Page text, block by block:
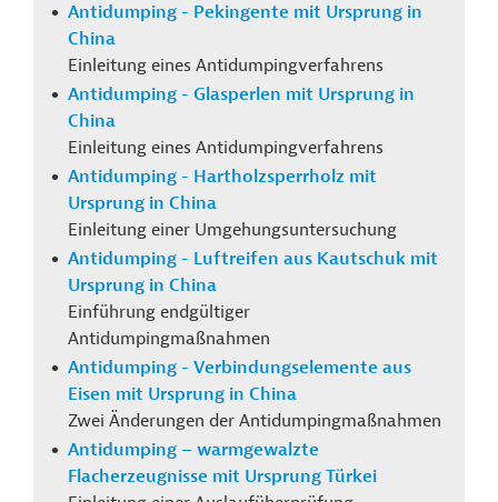
Antidumping - Pekingente mit Ursprung in
China
Einleitung eines Antidumpingverfahrens
Antidumping - Glasperlen mit Ursprung in
China
Einleitung eines Antidumpingverfahrens
Antidumping - Hartholzsperrholz mit
Ursprung in China
Einleitung einer Umgehungsuntersuchung
Antidumping - Luftreifen aus Kautschuk mit
Ursprung in China
Einführung endgültiger
Antidumpingmaßnahmen
Antidumping - Verbindungselemente aus
Eisen mit Ursprung in China
Zwei Änderungen der Antidumpingmaßnahmen
Antidumping – warmgewalzte
Flacherzeugnisse mit Ursprung Türkei